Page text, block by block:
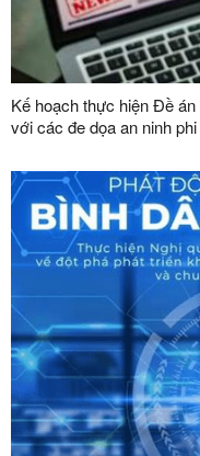
Kế hoạch thực hiện Đề
với các đe dọa an ninh